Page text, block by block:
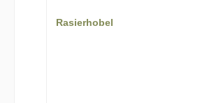
Rasierhobel